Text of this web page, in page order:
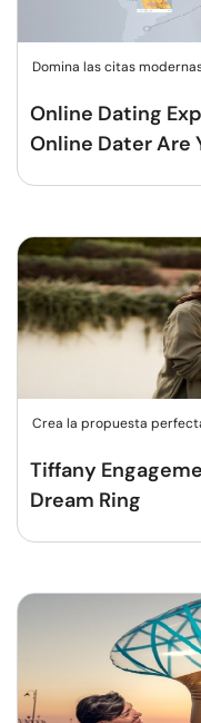
Domina las citas
Online Dating
Online Dater Are
Crea la propuesta
Tiffany
Dream Ring